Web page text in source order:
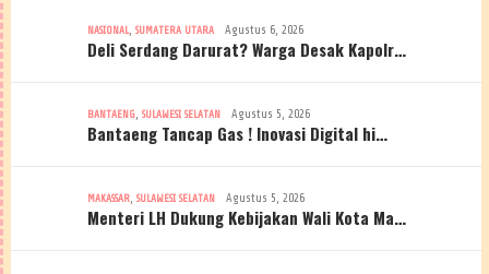
NASIONAL, SUMATERA UTARA Agustus 6, 2026
Deli Serdang Darurat? Warga Desak Kapolr…
BANTAENG, SULAWESI SELATAN Agustus 5, 2026
Bantaeng Tancap Gas ! Inovasi Digital hi…
MAKASSAR, SULAWESI SELATAN Agustus 5, 2026
Menteri LH Dukung Kebijakan Wali Kota Ma…